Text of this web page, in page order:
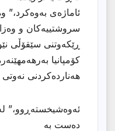
ئاماژەی بەوەکرد،”
سروشتییەكان و
ڕێکەوتنی سێقۆڵی
کۆمپانیا
هەناردەکردنی
دەست بە